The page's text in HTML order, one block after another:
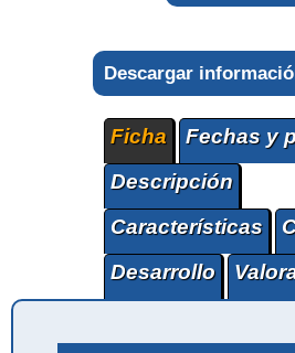
Descargar
Ficha
Fechas y
Descripción
Características
Desarrollo